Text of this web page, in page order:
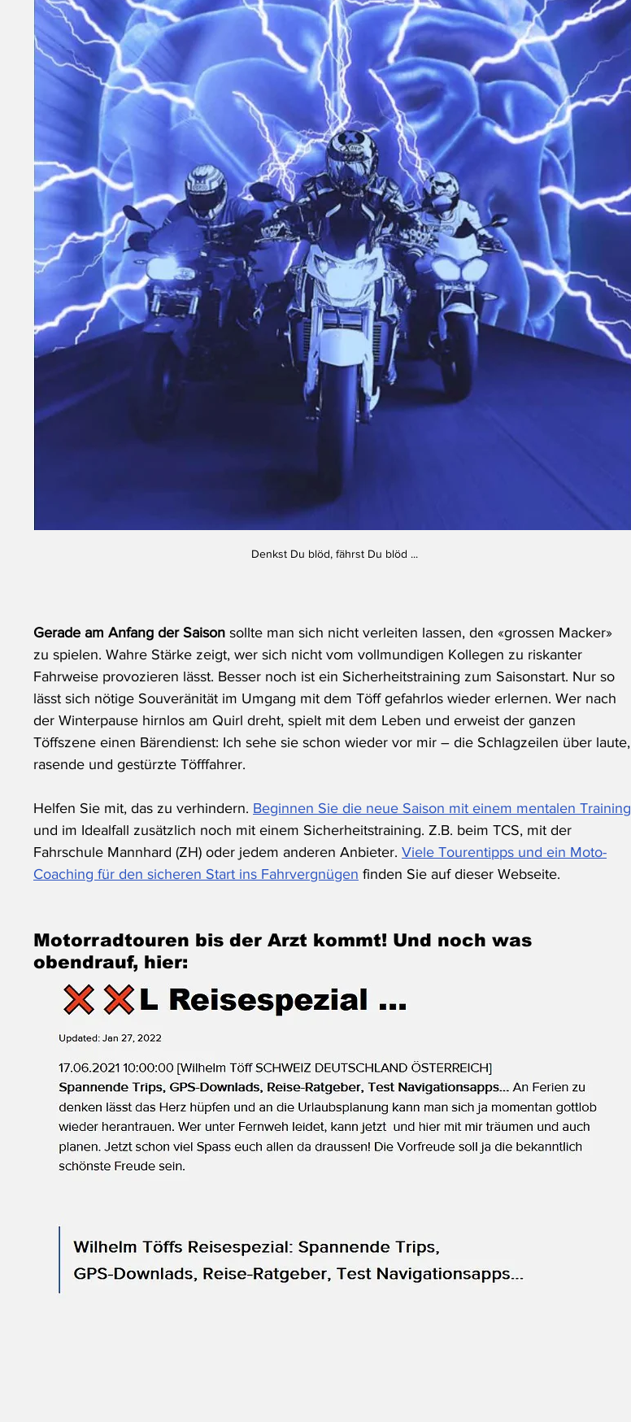
Denkst Du blöd, fährst Du blöd ...
Gerade am Anfang der Saison sollte man sich nicht verleiten lassen, den «grossen Macker»
zu spielen. Wahre Stärke zeigt, wer sich nicht vom vollmundigen Kollegen zu riskanter
Fahrweise provozieren lässt. Besser noch ist ein Sicherheitstraining zum Saisonstart. Nur so
lässt sich nötige Souveränität im Umgang mit dem Töff gefahrlos wieder erlernen. Wer nach
der Winterpause hirnlos am Quirl dreht, spielt mit dem Leben und erweist der ganzen
Töffszene einen Bärendienst: Ich sehe sie schon wieder vor mir – die Schlagzeilen über laute,
rasende und gestürzte Töfffahrer.
Helfen Sie mit, das zu verhindern. Beginnen Sie die neue Saison mit einem mentalen Training
und im Idealfall zusätzlich noch mit einem Sicherheitstraining. Z.B. beim TCS, mit der
Fahrschule Mannhard (ZH) oder jedem anderen Anbieter. Viele Tourentipps und ein Moto-
Coaching für den sicheren Start ins Fahrvergnügen finden Sie auf dieser Webseite.
Motorradtouren bis der Arzt kommt! Und noch was
obendrauf, hier: